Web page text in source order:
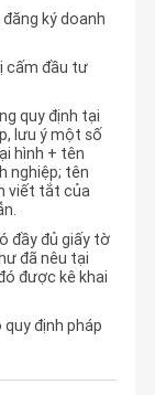
ký doanh
cấm đầu tư
quy định tại
lưu ý một số
hình + tên
nghiệp; tên
viết tắt của
đầy đủ giấy tờ
đã nêu tại
được kê khai
định pháp